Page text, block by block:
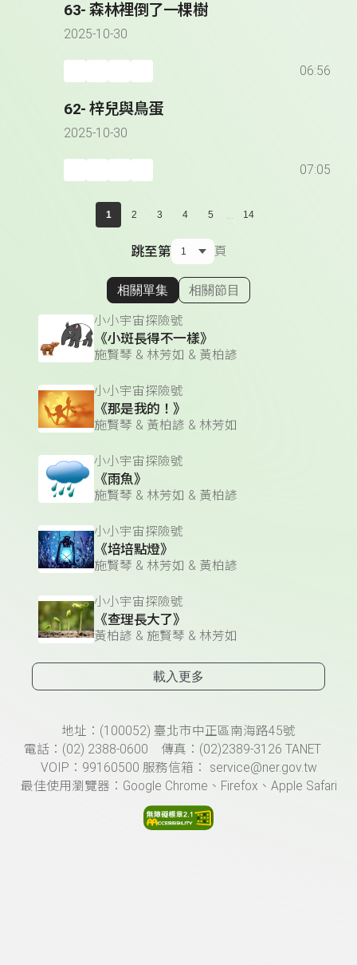
63- 森林裡倒了一棵樹
2025-10-30
06:56
62- 梓兒與鳥蛋
2025-10-30
07:05
1 2 3 4 5 ... 14
跳至第 頁
顯示相關單集
相關單集 相關節目
小小宇宙探險號
《小斑長得不一樣》
施賢琴 & 林芳如 & 黃柏諺
小小宇宙探險號
《那是我的！》
施賢琴 & 黃柏諺 & 林芳如
小小宇宙探險號
《雨魚》
施賢琴 & 林芳如 & 黃柏諺
小小宇宙探險號
《培培點燈》
施賢琴 & 林芳如 & 黃柏諺
小小宇宙探險號
《查理長大了》
黃柏諺 & 施賢琴 & 林芳如
載入更多
頁尾資訊地址：(100052) 臺北市中正區南海路45號
電話：(02) 2388-0600 傳真：(02)2389-3126 TANET
VOIP：99160500 服務信箱： service@ner.gov.tw
最佳使用瀏覽器：Google Chrome、Firefox、Apple Safari